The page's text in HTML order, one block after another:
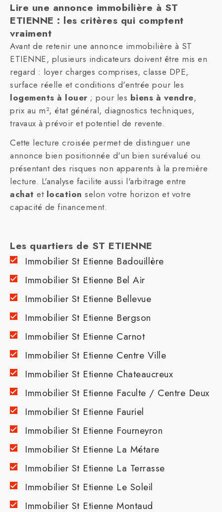
Lire une annonce immobilière à ST
ETIENNE : les critères qui comptent
vraiment
Avant de retenir une annonce immobilière à ST
ETIENNE, plusieurs indicateurs doivent être mis en
regard : loyer charges comprises, classe DPE,
surface réelle et conditions d'entrée pour les
logements à louer ; pour les biens à vendre,
prix au m², état général, diagnostics techniques,
travaux à prévoir et potentiel de revente.
Cette lecture croisée permet de distinguer une
annonce bien positionnée d'un bien surévalué ou
présentant des risques non apparents à la première
lecture. L'analyse facilite aussi l'arbitrage entre
achat et location selon votre horizon et votre
capacité de financement.
Les quartiers de ST ETIENNE
Immobilier St Etienne Badouillère
Immobilier St Etienne Bel Air
Immobilier St Etienne Bellevue
Immobilier St Etienne Bergson
Immobilier St Etienne Carnot
Immobilier St Etienne Centre Ville
Immobilier St Etienne Chateaucreux
Immobilier St Etienne Faculte / Centre Deux
Immobilier St Etienne Fauriel
Immobilier St Etienne Fourneyron
Immobilier St Etienne La Métare
Immobilier St Etienne La Terrasse
Immobilier St Etienne Le Soleil
Immobilier St Etienne Montaud